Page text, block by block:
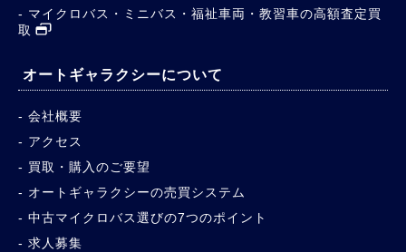
マイクロバス・ミニバス・福祉車両・教習車の高額査定買
取
オートギャラクシーについて
会社概要
アクセス
買取・購入のご要望
オートギャラクシーの売買システム
中古マイクロバス選びの7つのポイント
求人募集